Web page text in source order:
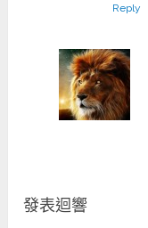
Reply
發表迴響